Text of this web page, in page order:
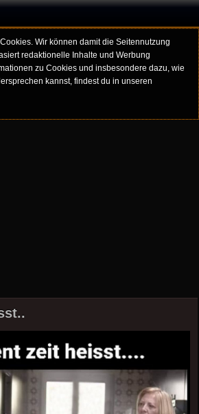
Wir können damit die Seitennutzung
redaktionelle Inhalte und Werbung
zu Cookies und insbesondere dazu, wie
kannst, findest du in unseren